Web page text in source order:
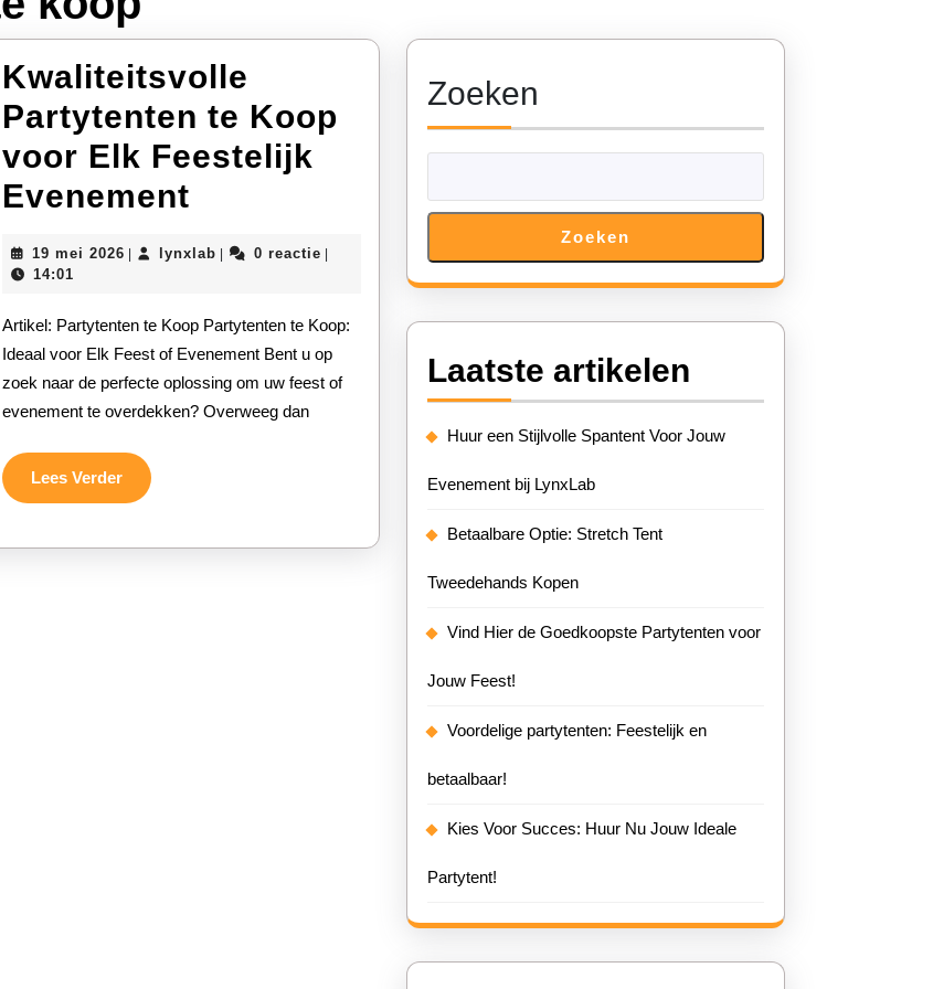
Kwaliteitsvolle
Partytenten te Koop
voor Elk Feestelijk
EvenementKwaliteitsvolle
Koop
voor
Elk
Feestelijk
19 mei 202619
lynxlablynxlab0 reactie
14:01
Artikel: Partytenten te Koop Partytenten te Koop:
Ideaal voor Elk Feest of Evenement Bent u op
zoek naar de perfecte oplossing om uw feest of
evenement te overdekken? Overweeg dan
Lees VerderLees
Verder
Zoeken
Zoeken
Laatste artikelen
Huur een Stijlvolle Spantent Voor Jouw
Evenement bij LynxLab
Betaalbare Optie: Stretch Tent
Tweedehands Kopen
Vind Hier de Goedkoopste Partytenten voor
Jouw Feest!
Voordelige partytenten: Feestelijk en
betaalbaar!
Kies Voor Succes: Huur Nu Jouw Ideale
Partytent!